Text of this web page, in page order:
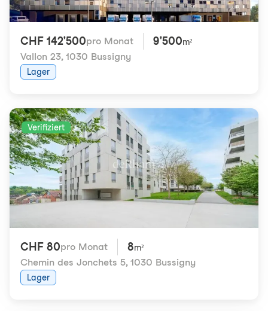
CHF 142'500pro Monat 9'500m²
Vallon 23, 1030 Bussigny
Lager
Verifiziert
CHF 80pro Monat 8m²
Chemin des Jonchets 5, 1030 Bussigny
Lager